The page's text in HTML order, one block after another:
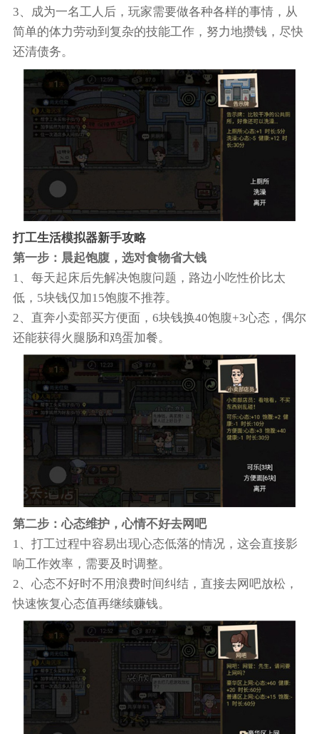
3、成为一名工人后，玩家需要做各种各样的事情，从
简单的体力劳动到复杂的技能工作，努力地攒钱，尽快
还清债务。
打工生活模拟器新手攻略
第一步：晨起饱腹，选对食物省大钱
1、每天起床后先解决饱腹问题，路边小吃性价比太
低，5块钱仅加15饱腹不推荐。
2、直奔小卖部买方便面，6块钱换40饱腹+3心态，偶尔
还能获得火腿肠和鸡蛋加餐。
第二步：心态维护，心情不好去网吧
1、打工过程中容易出现心态低落的情况，这会直接影
响工作效率，需要及时调整。
2、心态不好时不用浪费时间纠结，直接去网吧放松，
快速恢复心态值再继续赚钱。